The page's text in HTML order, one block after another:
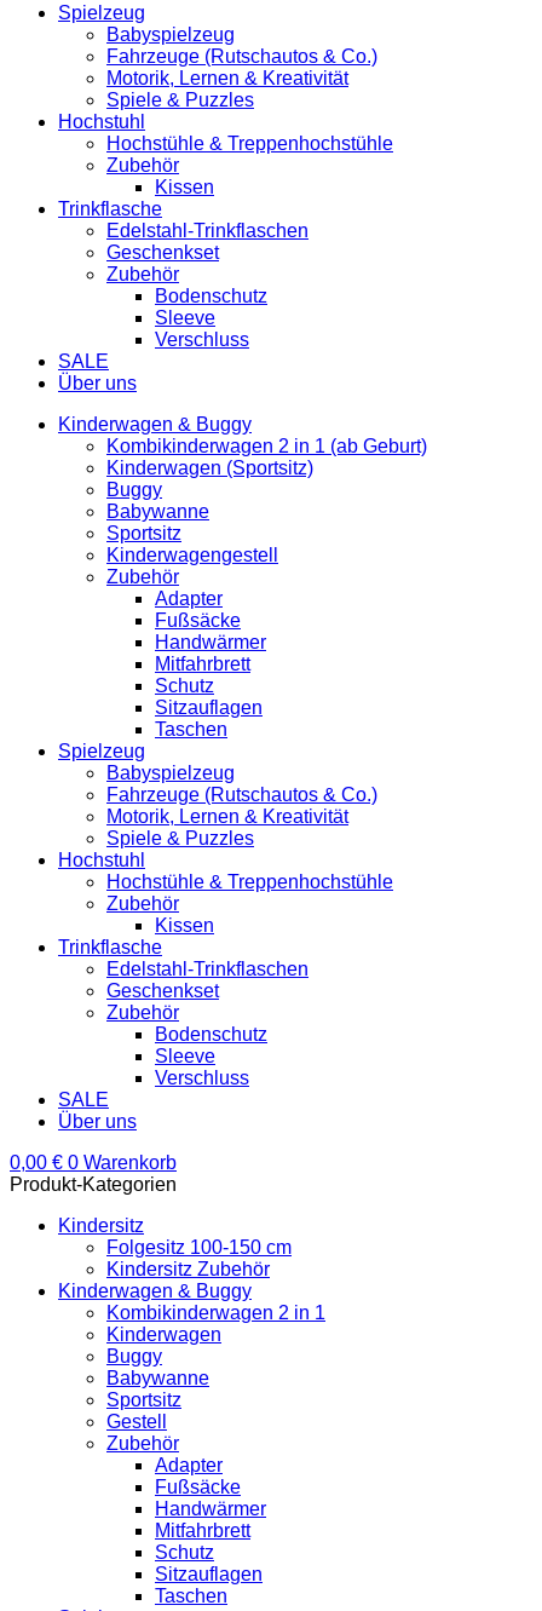
Spielzeug
Babyspielzeug
Fahrzeuge (Rutschautos & Co.)
Motorik, Lernen & Kreativität
Spiele & Puzzles
Hochstuhl
Hochstühle & Treppenhochstühle
Zubehör
Kissen
Trinkflasche
Edelstahl-Trinkflaschen
Geschenkset
Zubehör
Bodenschutz
Sleeve
Verschluss
SALE
Über uns
Kinderwagen & Buggy
Kombikinderwagen 2 in 1 (ab Geburt)
Kinderwagen (Sportsitz)
Buggy
Babywanne
Sportsitz
Kinderwagengestell
Zubehör
Adapter
Fußsäcke
Handwärmer
Mitfahrbrett
Schutz
Sitzauflagen
Taschen
Spielzeug
Babyspielzeug
Fahrzeuge (Rutschautos & Co.)
Motorik, Lernen & Kreativität
Spiele & Puzzles
Hochstuhl
Hochstühle & Treppenhochstühle
Zubehör
Kissen
Trinkflasche
Edelstahl-Trinkflaschen
Geschenkset
Zubehör
Bodenschutz
Sleeve
Verschluss
SALE
Über uns
0,00 € 0 Warenkorb
Produkt-Kategorien
Kindersitz
Folgesitz 100-150 cm
Kindersitz Zubehör
Kinderwagen & Buggy
Kombikinderwagen 2 in 1
Kinderwagen
Buggy
Babywanne
Sportsitz
Gestell
Zubehör
Adapter
Fußsäcke
Handwärmer
Mitfahrbrett
Schutz
Sitzauflagen
Taschen